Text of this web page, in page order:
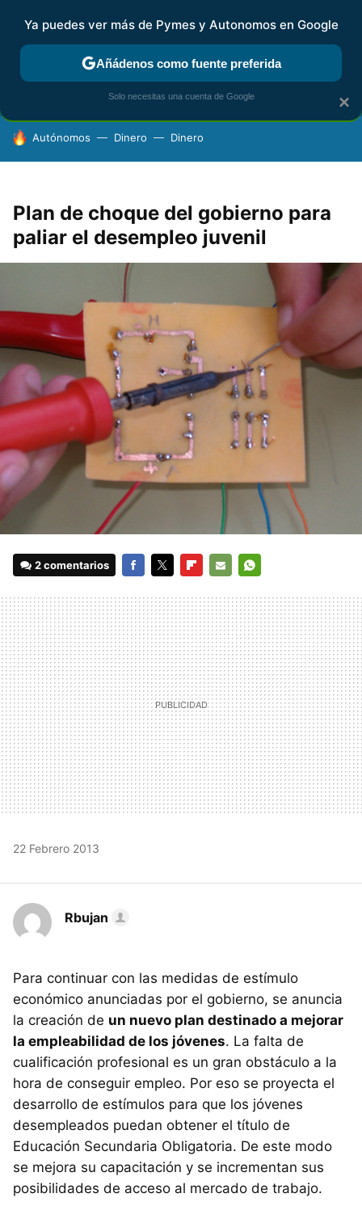
FISCALIDAD Y CONTABILIDAD KIT DIGITAL RENTA
HOY SE HABLA DE
Autónomos Dinero Dinero
Plan de choque del gobierno para
paliar el desempleo juvenil
2 comentarios
MAIL
22 Febrero 2013
Rbujan
Para continuar con las medidas de estímulo
económico anunciadas por el gobierno, se anuncia
la creación de un nuevo plan destinado a mejorar
la empleabilidad de los jóvenes. La falta de
cualificación profesional es un gran obstáculo a la
hora de conseguir empleo. Por eso se proyecta el
desarrollo de estímulos para que los jóvenes
desempleados puedan obtener el título de
Educación Secundaria Obligatoria. De este modo
se mejora su capacitación y se incrementan sus
posibilidades de acceso al mercado de trabajo.
×
Ya puedes ver más de Pymes y Autonomos en Google
Añádenos como fuente preferida
Solo necesitas una cuenta de Google